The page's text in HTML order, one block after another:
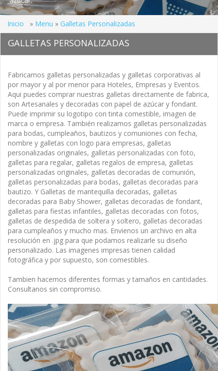
Inicio » Menu » Galletas Personalizadas
GALLETAS PERSONALIZADAS
Fabricamos galletas personalizadas y galletas corporativas al
por mayor y al por menor para Hoteles, Empresas y Eventos.
Aqui puedes comprar nuestras galletas directamente de fabrica,
son Artesanales y decoradas con papel de azúcar y fondant.
Puede imprimir su logotipo con tinta comestible, imagen de
marca o empresa. También realizamos galletas personalizadas
para bodas, cumpleaños, bautizos y comuniones con fecha,
nombre y galletas con logo para empresas, galletas
personalizadas originales, galletas personalizadas con foto,
galletas para regalar, galletas regalos de empresa, galletas
personalizadas originales, galletas decoradas de comunión,
galletas personalizadas para bodas, galletas decoradas para
bautizo. Y Galletas de mantequilla decoradas, galletas
decoradas para Baby Shower, galletas decoradas de fondant,
galletas para fiestas infantiles, galletas decoradas con fotos,
galletas de despedida de soltera y soltero, galletas decoradas
para cumpleaños y mucho mas. Envienos un archivo en alta
resolución en .jpg para que podamos realizarle su diseño
personalizado. Las imagenes impresas tienen calidad
fotográfica y por supuesto, son comestibles.
Tambien hacemos diferentes formas y tamaños en cantidades.
Consultanos sin compromiso.